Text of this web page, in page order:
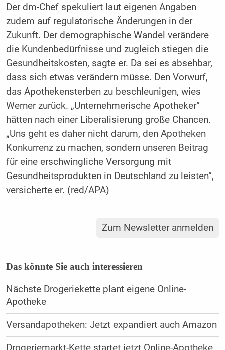
Der dm-Chef spekuliert laut eigenen Angaben
zudem auf regulatorische Änderungen in der
Zukunft. Der demographische Wandel verändere
die Kundenbedürfnisse und zugleich stiegen die
Gesundheitskosten, sagte er. Da sei es absehbar,
dass sich etwas verändern müsse. Den Vorwurf,
das Apothekensterben zu beschleunigen, wies
Werner zurück. „Unternehmerische Apotheker“
hätten nach einer Liberalisierung große Chancen.
„Uns geht es daher nicht darum, den Apotheken
Konkurrenz zu machen, sondern unseren Beitrag
für eine erschwingliche Versorgung mit
Gesundheitsprodukten in Deutschland zu leisten“,
versicherte er. (red/APA)
Zum Newsletter anmelden
Das könnte Sie auch interessieren
Nächste Drogeriekette plant eigene Online-
Apotheke
Versandapotheken: Jetzt expandiert auch Amazon